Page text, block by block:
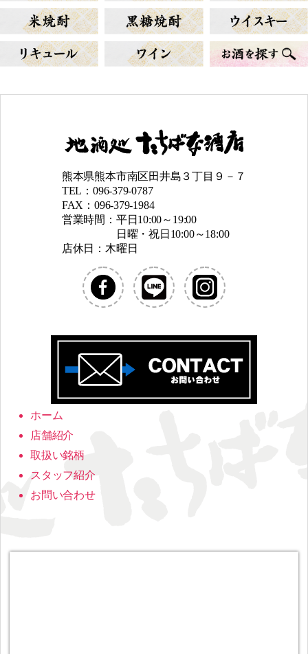
熊本県熊本市南区田井島３丁目９－７
TEL：096-379-0787
FAX：096-379-1984
営業時間：平日10:00～19:00
日曜・祝日10:00～18:00
店休日：木曜日
ホーム
店舗紹介
取扱い銘柄
スタッフ紹介
お問い合わせ